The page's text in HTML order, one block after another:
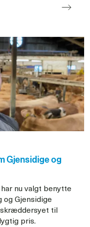
Gjensidige og
nu valgt benytte
Gjensidige
til
pris.